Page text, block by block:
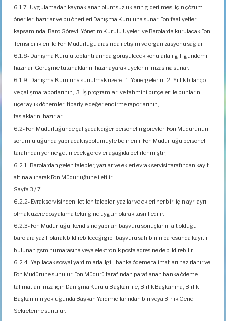
6.1.7- Uygulamadan kaynaklanan olumsuzlukların giderilmesi için çözüm
önerileri hazırlar ve bu önerileri Danışma Kuruluna sunar. Fon faaliyetleri
kapsamında, Baro Görevli Yönetim Kurulu Üyeleri ve Barolarda kurulacak Fon
Temsilcilikleri ile Fon Müdürlüğü arasında iletişim ve organizasyonu sağlar.
6.1.8- Danışma Kurulu toplantılarında görüşülecek konularla ilgili gündemi
hazırlar. Görüşme tutanaklarını hazırlayarak üyelerin imzasına sunar.
6.1.9- Danışma Kuruluna sunulmak üzere; 1. Yönergelerin, 2. Yıllık bilanço
ve çalışma raporlarının, 3. İş programları ve tahmini bütçeler ile bunların
üçer aylık dönemler itibariyle değerlendirme raporlarının,
taslaklarını hazırlar.
6.2- Fon Müdürlüğünde çalışacak diğer personelin görevleri Fon Müdürünün
sorumluluğunda yapılacak işbölümüyle belirlenir. Fon Müdürlüğü personeli
tarafından yerine getirilecek görevler aşağıda belirlenmiştir;
6.2.1- Barolardan gelen talepler, yazılar ve ekleri evrak servisi tarafından kayıt
altına alınarak Fon Müdürlüğüne iletilir.
Sayfa 3 / 7
6.2.2- Evrak servisinden iletilen talepler, yazılar ve ekleri her biri için ayrı ayrı
olmak üzere dosyalama tekniğine uygun olarak tasnif edilir.
6.2.3- Fon Müdürlüğü, kendisine yapılan başvuru sonuçlarını ait olduğu
barolara yazılı olarak bildirebileceği gibi başvuru sahibinin barosunda kayıtlı
bulunan gsm numarasına veya elektronik posta adresine de bildirebilir.
6.2.4- Yapılacak sosyal yardımlarla ilgili banka ödeme talimatları hazırlanır ve
Fon Müdürüne sunulur. Fon Müdürü tarafından paraflanan banka ödeme
talimatları imza için Danışma Kurulu Başkanı ile; Birlik Başkanına, Birlik
Başkanının yokluğunda Başkan Yardımcılarından biri veya Birlik Genel
Sekreterine sunulur.